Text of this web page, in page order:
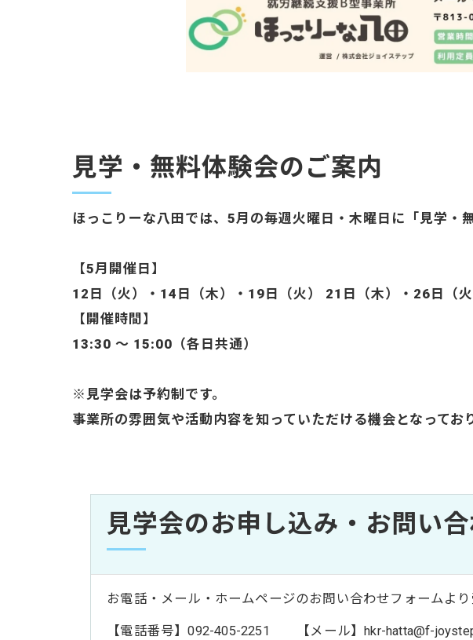
見学・無料体験会のご案内
ほっこりーな八田では、5月の毎週火曜日・木曜日に「見学・
【5月開催日】
12日（火）・14日（木）・19日（火） 21日（木）・26日（火
【開催時間】
13:30 ～ 15:00（各日共通）
※見学会は予約制です。
事業所の雰囲気や活動内容を知っていただける機会となって
見学会のお申し込み・お問い
お電話・メール・ホームページのお問い合わせフォームより
【電話番号】092-405-2251 【メール】hkr-hatta@f-